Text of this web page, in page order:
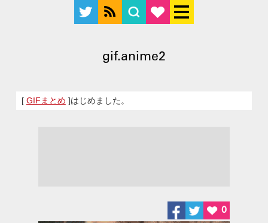
gif.anime2
[ GIFまとめ ]はじめました。
0